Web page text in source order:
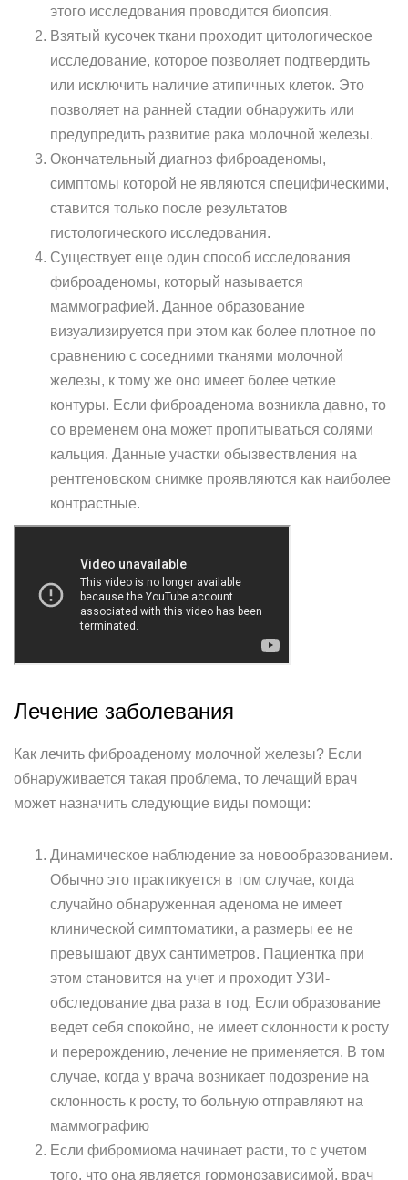
этого исследования проводится биопсия.
Взятый кусочек ткани проходит цитологическое
исследование, которое позволяет подтвердить
или исключить наличие атипичных клеток. Это
позволяет на ранней стадии обнаружить или
предупредить развитие рака молочной железы.
Окончательный диагноз фиброаденомы,
симптомы которой не являются специфическими,
ставится только после результатов
гистологического исследования.
Существует еще один способ исследования
фиброаденомы, который называется
маммографией. Данное образование
визуализируется при этом как более плотное по
сравнению с соседними тканями молочной
железы, к тому же оно имеет более четкие
контуры. Если фиброаденома возникла давно, то
со временем она может пропитываться солями
кальция. Данные участки обызвествления на
рентгеновском снимке проявляются как наиболее
контрастные.
Лечение заболевания
Как лечить фиброаденому молочной железы? Если
обнаруживается такая проблема, то лечащий врач
может назначить следующие виды помощи:
Динамическое наблюдение за новообразованием.
Обычно это практикуется в том случае, когда
случайно обнаруженная аденома не имеет
клинической симптоматики, а размеры ее не
превышают двух сантиметров. Пациентка при
этом становится на учет и проходит УЗИ-
обследование два раза в год. Если образование
ведет себя спокойно, не имеет склонности к росту
и перерождению, лечение не применяется. В том
случае, когда у врача возникает подозрение на
склонность к росту, то больную отправляют на
маммографию
Если фибромиома начинает расти, то с учетом
того, что она является гормонозависимой, врач